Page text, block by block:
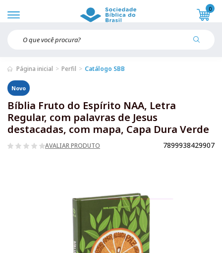
0
Página inicial Perfil Catálogo SBB
Novo
Bíblia Fruto do Espírito NAA, Letra
Regular, com palavras de Jesus
destacadas, com mapa, Capa Dura Verde
AVALIAR PRODUTO 7899938429907